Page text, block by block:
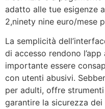
adatto alle tue esigenze
2,ninety nine euro/mese
La semplicità
di accesso rendono
importante essere
con utenti abusivi.
per adulti, offre
garantire la sicurezza dei